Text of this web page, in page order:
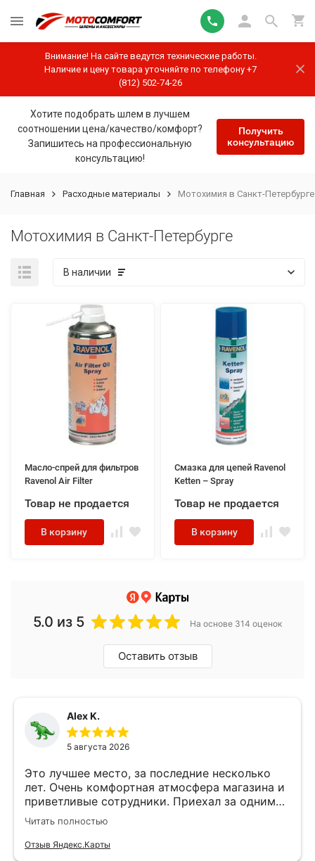
Внимание! На сайте ведутся технические работы.
Наличие и цену товара уточняйте по телефону +7
(812) 502-74-26
Хотите подобрать шлем в лучшем
соотношении цена/качество/комфорт?
Запишитесь на профессиональную
консультацию!
Получить
консультацию
Главная Расходные материалы Мотохимия в Санкт-Петербурге
Мотохимия в Санкт-Петербурге
В наличии
Масло-спрей для фильтров
Ravenol Air Filter
Товар не продается
В корзину
Смазка для цепей Ravenol
Ketten – Spray
Товар не продается
В корзину